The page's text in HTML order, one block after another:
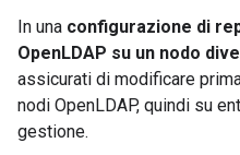
In una configurazione di
OpenLDAP su un nodo
assicurati di modificare
nodi OpenLDAP, quindi su
gestione.